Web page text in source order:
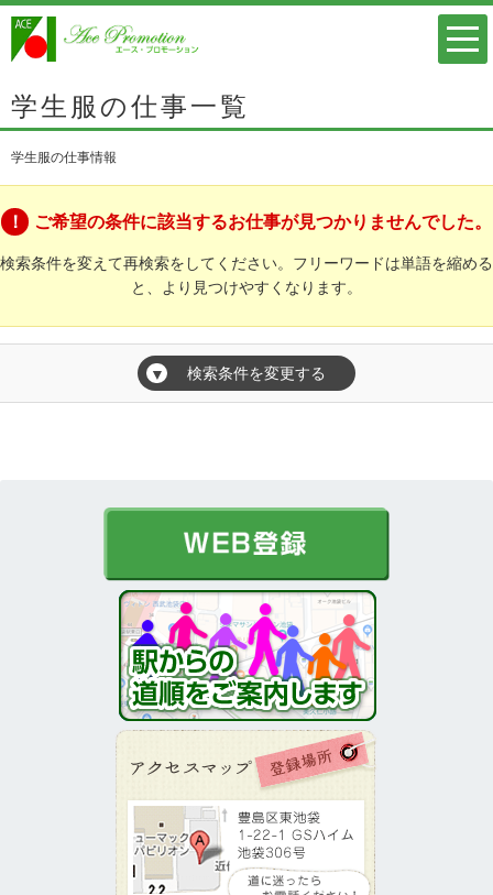
学生服の仕事一覧
学生服の仕事情報
ご希望の条件に該当するお仕事が見つかりませんでした。
検索条件を変えて再検索をしてください。フリーワードは単語を縮める
と、より見つけやすくなります。
▼ 検索条件を変更する